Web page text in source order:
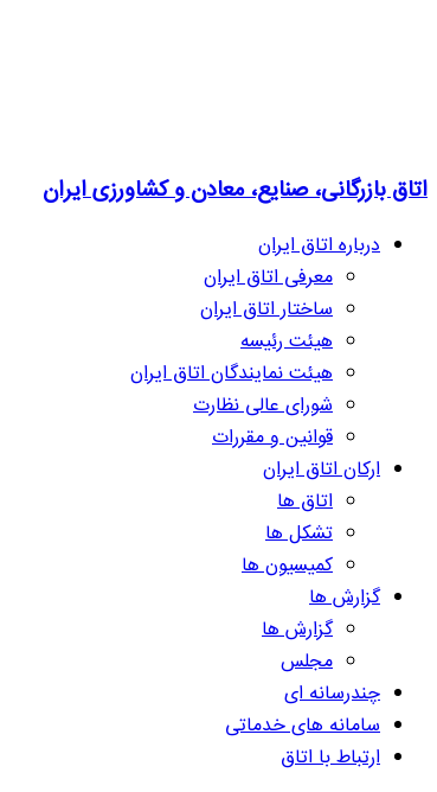
اتاق بازرگانی، صنایع، معادن و کشاورزی ایران
درباره اتاق ایران
معرفی اتاق ایران
ساختار اتاق ایران
هیئت رئیسه
هیئت نمایندگان اتاق ایران
شورای عالی نظارت
قوانین و مقررات
ارکان اتاق ایران
اتاق ها
تشکل ها
کمیسیون ها
گزارش ها
گزارش ها
مجلس
چندرسانه ای
سامانه های خدماتی
ارتباط با اتاق